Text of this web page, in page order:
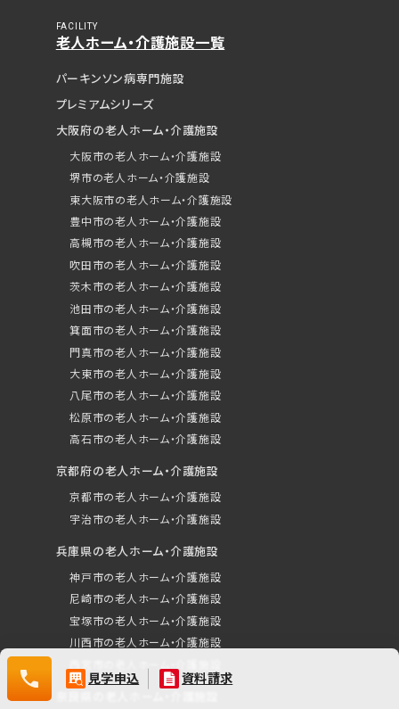
0120-
532-
見学申込 資料請求
FACILITY
老人ホーム・介護施設一覧
パーキンソン病専門施設
プレミアムシリーズ
大阪府の老人ホーム・介護施設
大阪市の老人ホーム・介護施設
堺市の老人ホーム・介護施設
東大阪市の老人ホーム・介護施設
豊中市の老人ホーム・介護施設
高槻市の老人ホーム・介護施設
吹田市の老人ホーム・介護施設
茨木市の老人ホーム・介護施設
池田市の老人ホーム・介護施設
箕面市の老人ホーム・介護施設
門真市の老人ホーム・介護施設
大東市の老人ホーム・介護施設
八尾市の老人ホーム・介護施設
松原市の老人ホーム・介護施設
高石市の老人ホーム・介護施設
京都府の老人ホーム・介護施設
京都市の老人ホーム・介護施設
宇治市の老人ホーム・介護施設
兵庫県の老人ホーム・介護施設
神戸市の老人ホーム・介護施設
尼崎市の老人ホーム・介護施設
宝塚市の老人ホーム・介護施設
川西市の老人ホーム・介護施設